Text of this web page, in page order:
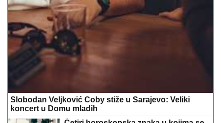
Tompsonova sramna izjava o Oluji
izazvala reakcije: „Meni je Oluja bila
odmor“ – isplivali detalji iz prošlosti